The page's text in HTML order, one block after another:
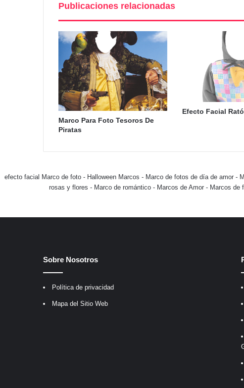
Publicaciones relacionadas
Marco Para Foto Tesoros De
Piratas
Efecto Facial
efecto facial Marco de foto - Halloween Marcos - Marco de fotos de día de amor -
rosas y flores - Marco de romántico- Marcos de Amor- Marcos de
Sobre Nosotros
Política de privacidad
Mapa del Sitio Web